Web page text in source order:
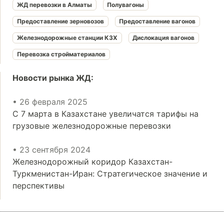
ЖД перевозки в Алматы Полувагоны
Предоставление зерновозов Предоставление вагонов
Железнодорожные станции КЗХ Дислокация вагонов
Перевозка стройматериалов
Новости рынка ЖД:
• 26 февраля 2025
С 7 марта в Казахстане увеличатся тарифы на
грузовые железнодорожные перевозки
• 23 сентября 2024
Железнодорожный коридор Казахстан-
Туркменистан-Иран: Стратегическое значение и
перспективы